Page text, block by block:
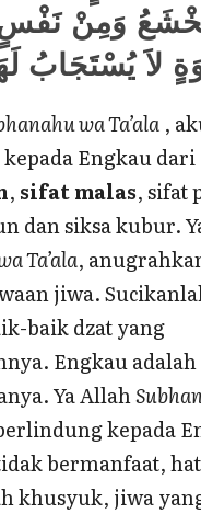
وَمِنْ نَفْسٍ
لاَ يُسْتَجَابُ
wa Ta’ala ,
Engkau dari
, sifat malas, sifat
dan siksa kubur.
Ta’ala,
jiwa.
baik dzat yang
Engkau
Ya Allah
kepada
bermanfaat,
khusyuk, jiwa